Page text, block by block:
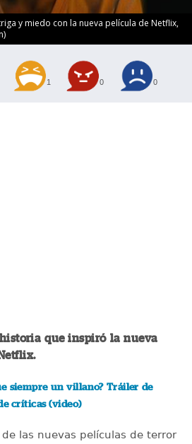
y miedo con la nueva película de Netflix,
1 0 0
que inspiró la nueva
siempre un villano? Tráiler de
críticas (video)
las nuevas películas de terror